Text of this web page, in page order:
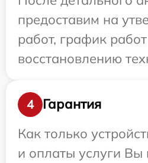
предоставим на
работ, график
восстановлению
4
Гарантия
Как только
и оплаты услуги Вы